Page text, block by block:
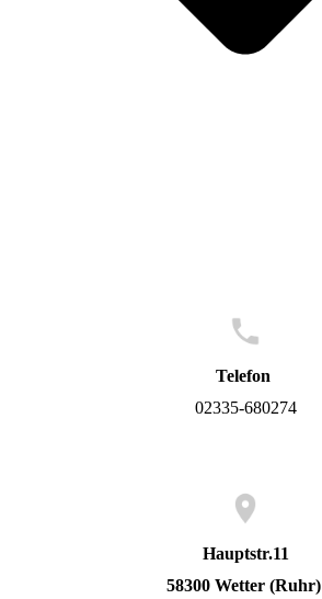
Telefon
02335-680274
Hauptstr.11
58300 Wetter (Ruhr)